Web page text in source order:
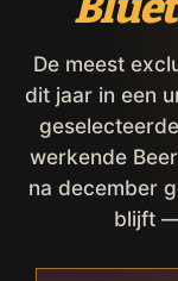
De meest
dit jaar in een
werkende
na december
blijft